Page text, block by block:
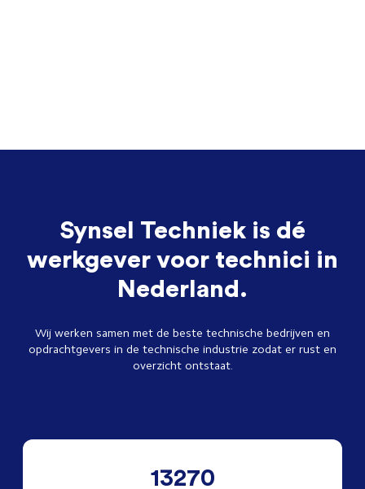
Synsel Techniek is dé
werkgever voor technici in
Nederland.
Wij werken samen met de beste technische bedrijven en
opdrachtgevers in de technische industrie zodat er rust en
overzicht ontstaat.
13270